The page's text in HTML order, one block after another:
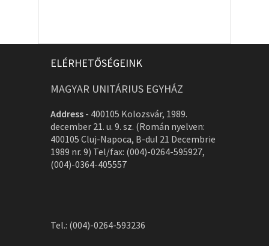
ELÉRHETŐSÉGEINK
MAGYAR UNITÁRIUS EGYHÁZ
Address - 400105 Kolozsvár, 1989.
december 21. u. 9. sz. (Román nyelven:
400105 Cluj-Napoca, B-dul 21 Decembrie
1989 nr. 9) Tel/fax: (004)-0264-595927,
(004)-0364-405557
Tel.: (004)-0264-593236